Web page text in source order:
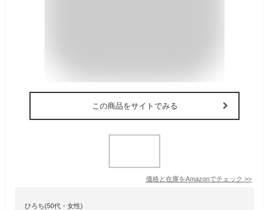
この商品をサイトでみる
価格と在庫をAmazonでチェック >>
ひろち(50代・女性)